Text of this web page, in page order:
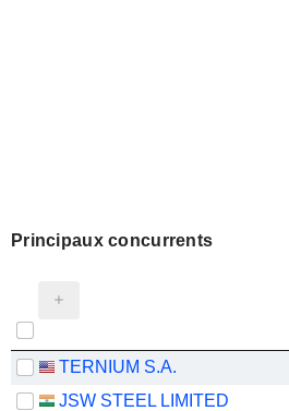
Principaux concurrents
TERNIUM S.A.
JSW STEEL LIMITED